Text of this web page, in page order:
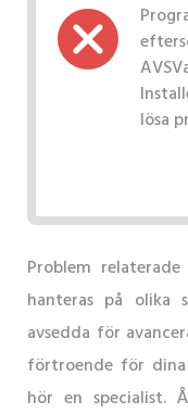
lösa
Problem
hanteras på olika
avsedda för
förtroende för
hör en specialist.